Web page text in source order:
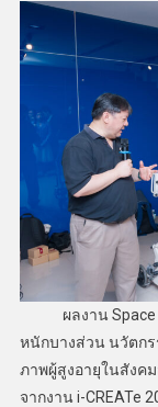
ผลงาน Space
หนักบางส่วน นวัตก
ภาพผู้สูงอายุในสังค
จากงาน i-CREATe